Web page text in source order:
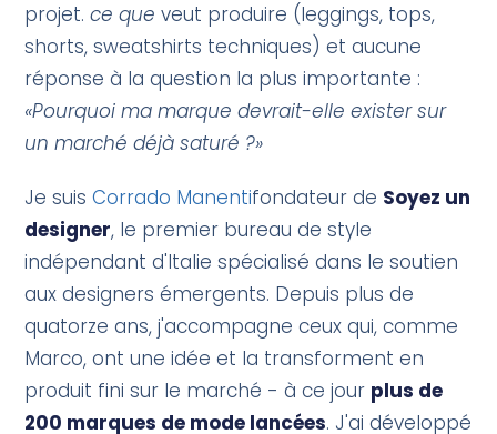
projet.ce que veut produire (leggings, tops,
shorts, sweatshirts techniques) et aucune
réponse à la question la plus importante :
«Pourquoi ma marque devrait-elle exister sur
un marché déjà saturé ?»
Je suisCorrado Manentifondateur de Soyez un
designer, le premier bureau de style
indépendant d'Italie spécialisé dans le soutien
aux designers émergents. Depuis plus de
quatorze ans, j'accompagne ceux qui, comme
Marco, ont une idée et la transforment en
produit fini sur le marché - à ce jour plus de
200 marques de mode lancées. J'ai développé